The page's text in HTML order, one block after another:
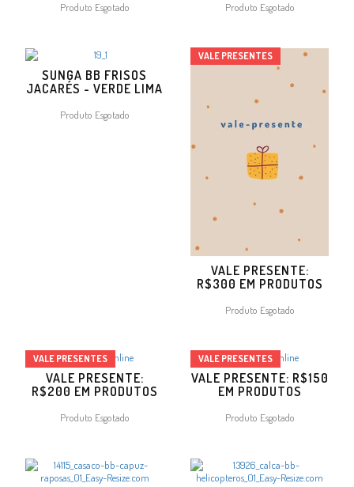
Produto Esgotado Produto Esgotado
SUNGA BB FRISOS
JACARÉS - VERDE LIMA
Produto Esgotado
VALE PRESENTE:
R$300 EM PRODUTOS
Produto Esgotado
VALE PRESENTES
VALE PRESENTE:
R$200 EM PRODUTOS
Produto Esgotado
VALE PRESENTES
VALE PRESENTE: R$150
EM PRODUTOS
Produto Esgotado
VALE PRESENTES